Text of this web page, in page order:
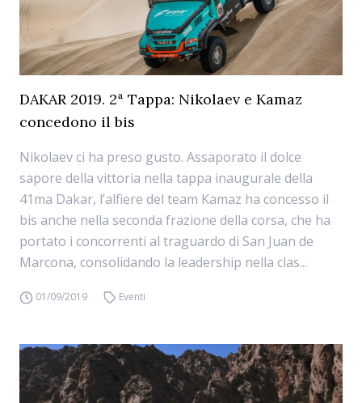
DAKAR 2019. 2ª Tappa: Nikolaev e Kamaz
concedono il bis
Nikolaev ci ha preso gusto. Assaporato il dolce
sapore della vittoria nella tappa inaugurale della
41ma Dakar, l’alfiere del team Kamaz ha concesso il
bis anche nella seconda frazione della corsa, che ha
portato i concorrenti al traguardo di San Juan de
Marcona, consolidando la leadership nella clas...
01/09/2019 Eventi